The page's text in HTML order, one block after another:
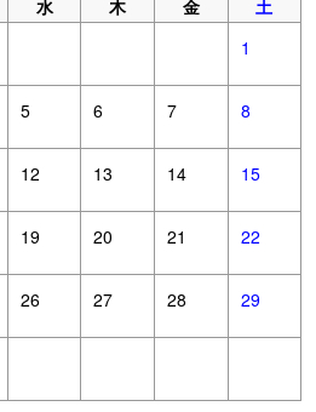
水 木 金
土
1
5 6 7 8
12 13 14 15
19 20 21 22
26 27 28 29